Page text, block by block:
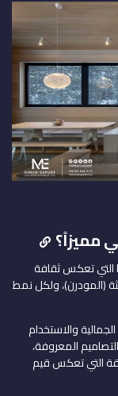
مميزاً؟
التي تعكس ثقافة
(المودرن)، ولكل نمط
والاستخدام
المعروفة،
التي تعكس قيم